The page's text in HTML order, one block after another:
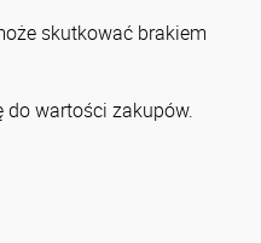
skutkować brakiem
wartości zakupów.